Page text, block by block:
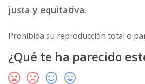
justa y equitativa.
Prohibida su reproducción total o
¿Qué te ha parecido